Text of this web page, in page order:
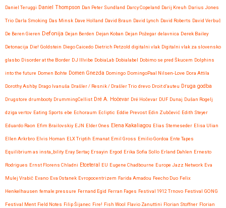
Daniel Teruggi Daniel Thompson Dan Peter Sundland Darcy Copeland Darij Kreuh Darius Jones
Trio Darla Smoking Das Minsk Dave Holland David Braun David Lynch David Roberts David Verbuč
De Beren Gieren Defonija Dejan Berden Dejan Koban Dejan Požegar delavnica Derek Bailey
Detonacija Die! Goldstein Diego Caicedo Dietrich Petzold digitalni vlak Digitalni vlak za slovensko
glasbo Disorder at the Border DJ Illvibe DobiaLab Dobialabel Dobimo se pred Škucem Dolphins
into the future Domen Bohte Domen Gnezda Domingo DomingoPaal Nilsen-Love Dora Attila
Dorothy Ashby Drago Ivanuša Drašler / Resnik / Drašler Trio drevo Droit d’auteu Druga godba
Drugstore drumbooty DrummingCellist Dré A. Hočevar Dré Hočevar DUF Dunaj Dušan Rogelj
dziga vertov Eating Sports ebe Echoraum Ecliptic Eddie Prevost Edin Zubčević Edith Steyer
Eduardo Raon Efim Brailovskiy EJN Elder Ones Elena Kakaliagou Elias Stemeseder Elisa Ulian
Ellen Arkrbro Elvis Homan ELX Triptih Emanat Emil Gross Emilio Gordoa Ente Tapes
Equilibrium as insta_bility Eray Sertaç Ersayin Ergod Erika Sofia Sollo Erland Dahlen Ernesto
Rodrigues Ernst Florens Chladni Etceteral EU Eugene Chadbourne Europe Jazz Network Eva
Mulej Vrabič Evano Eva Ostanek Evropocentrizem Farida Amadou Feecho Duo Felix
Henkelhausen female:pressure Fernand Egid Ferran Fages Festival 1912 Trnovo Festival GONG
Festival Ment Field Notes Filip Šijanec Fire! Fish Wool Flavio Zanuttini Florian Stoffner Florian